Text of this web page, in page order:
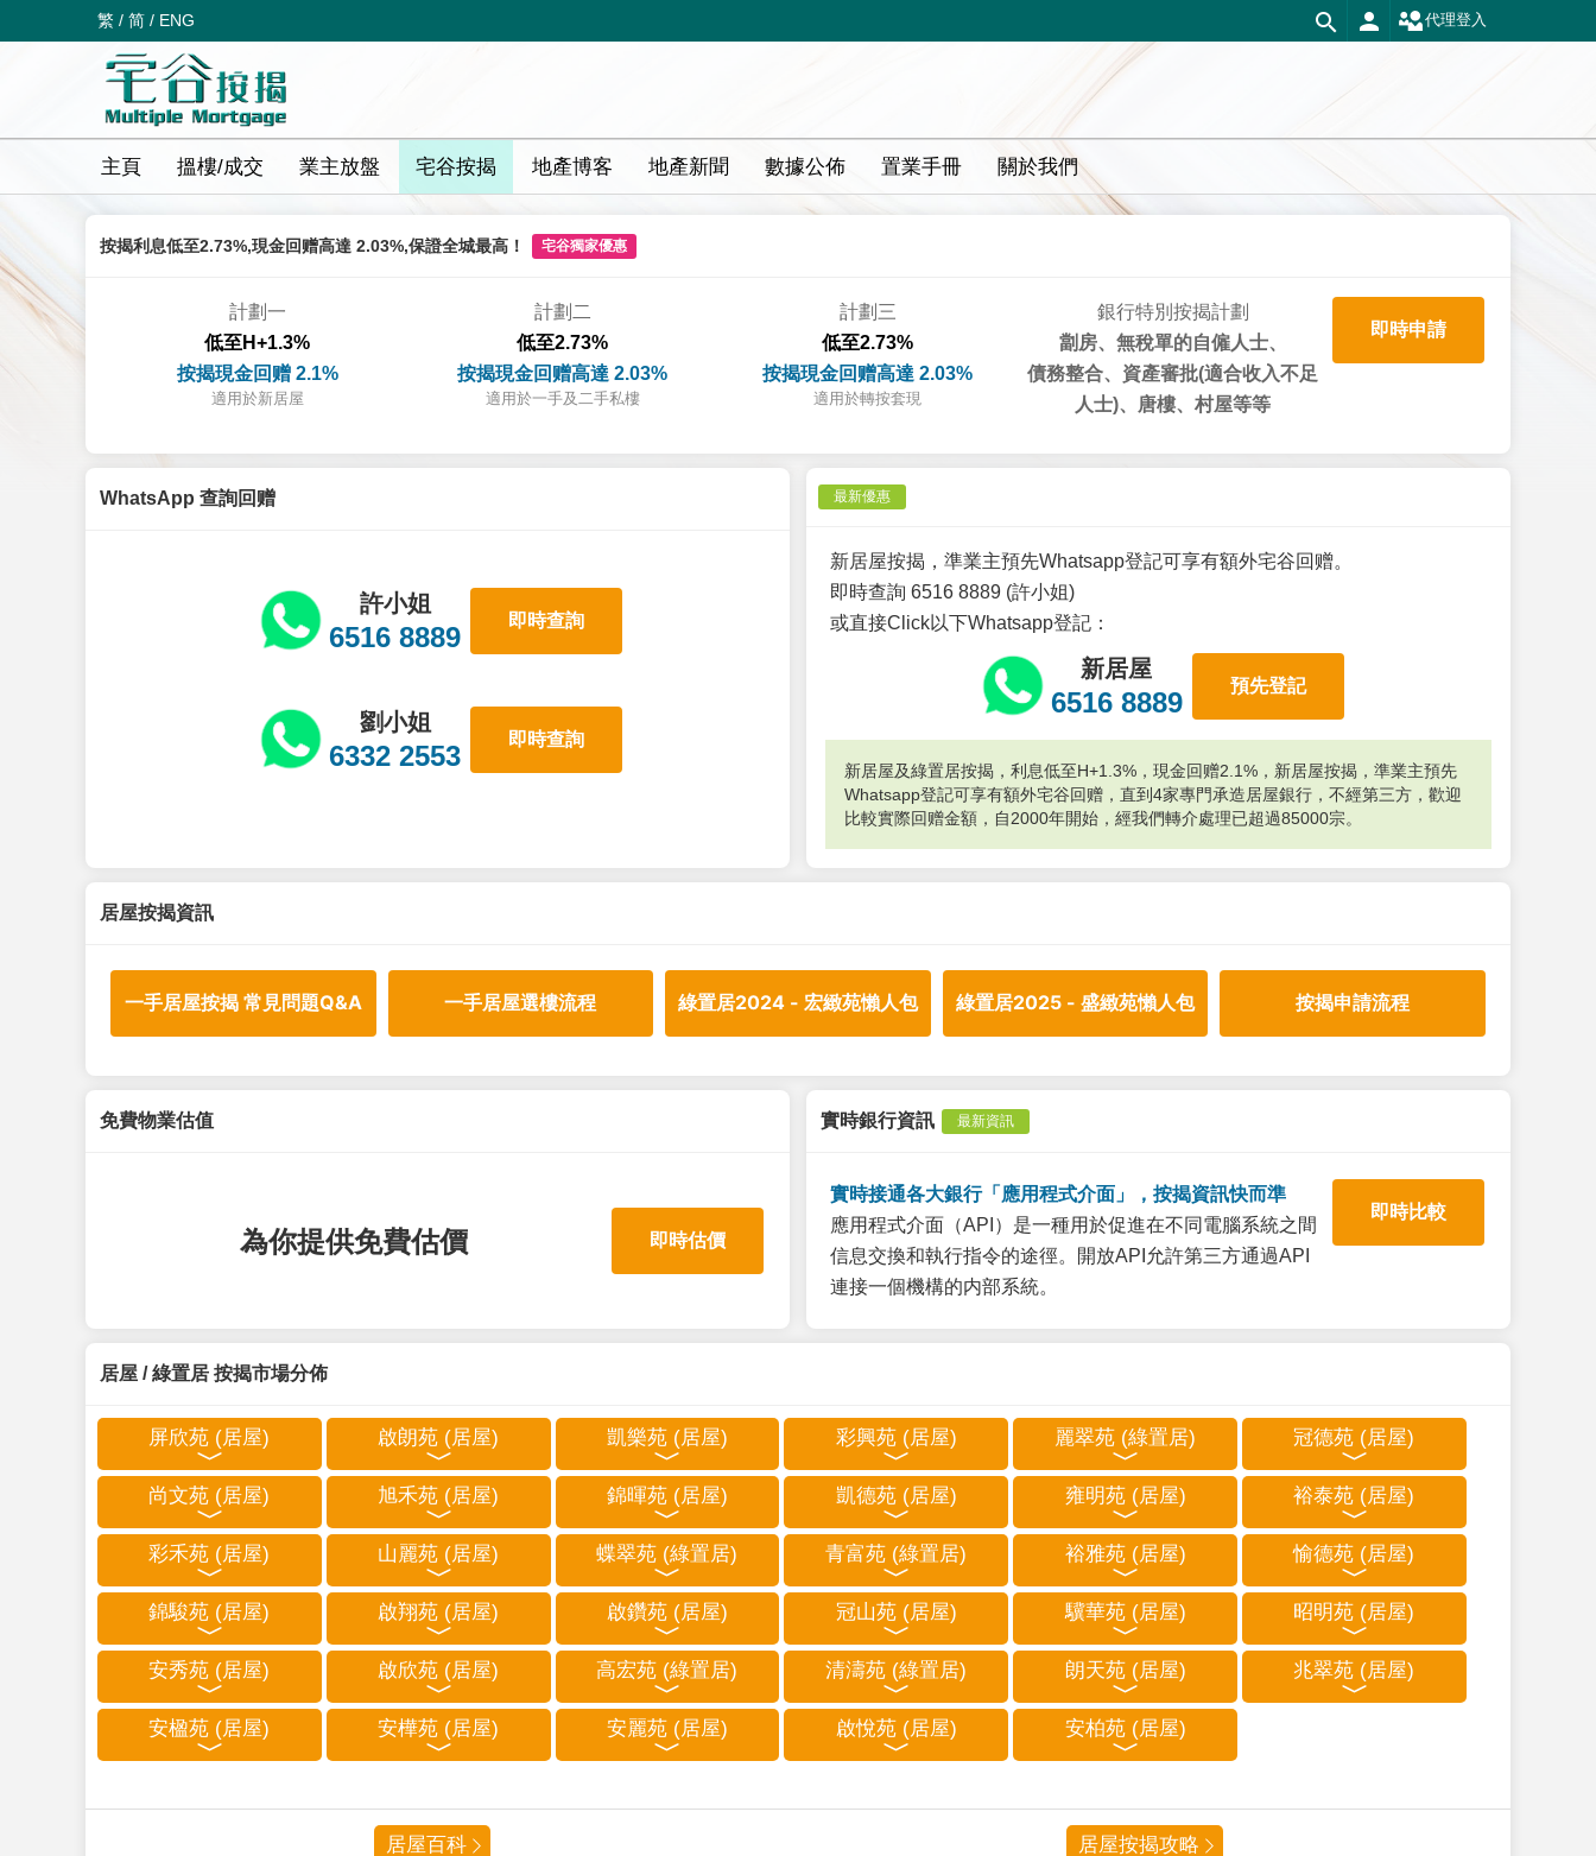
繁 / 简 / ENG 代理登入
主頁 搵樓/成交 業主放盤 宅谷按揭 地產博客 地產新聞 數據公佈 置業手冊 關於我們
按揭利息低至2.73%,現金回赠高達 2.03%,保證全城最高！ 宅谷獨家優惠
計劃一
低至H+1.3%
按揭現金回赠 2.1%
適用於新居屋
計劃二
低至2.73%
按揭現金回赠高達 2.03%
適用於一手及二手私樓
計劃三
低至2.73%
按揭現金回赠高達 2.03%
適用於轉按套現
銀行特別按揭計劃
劏房、無稅單的自僱人士、
債務整合、資產審批(適合收入不足
人士)、唐樓、村屋等等
即時申請
WhatsApp 查詢回赠
許小姐
6516 8889
即時查詢
劉小姐
6332 2553
即時查詢
最新優惠
新居屋按揭，準業主預先Whatsapp登記可享有額外宅谷回赠。
即時查詢 6516 8889 (許小姐)
或直接Click以下Whatsapp登記：
新居屋
6516 8889
預先登記
新居屋及綠置居按揭，利息低至H+1.3%，現金回赠2.1%，新居屋按揭，準業主預先
Whatsapp登記可享有額外宅谷回赠，直到4家專門承造居屋銀行，不經第三方，歡迎
比較實際回赠金額，自2000年開始，經我們轉介處理已超過85000宗。
居屋按揭資訊
一手居屋按揭 常見問題Q&A 一手居屋選樓流程 綠置居2024 - 宏緻苑懶人包 綠置居2025 - 盛緻苑懶人包 按揭申請流程
免費物業估值
為你提供免費估價 即時估價
實時銀行資訊 最新資訊
實時接通各大銀行「應用程式介面」，按揭資訊快而準
應用程式介面（API）是一種用於促進在不同電腦系統之間
信息交換和執行指令的途徑。開放API允許第三方通過API
連接一個機構的内部系統。
即時比較
居屋 / 綠置居 按揭市場分佈
屏欣苑 (居屋) 啟朗苑 (居屋) 凱樂苑 (居屋) 彩興苑 (居屋) 麗翠苑 (綠置居) 冠德苑 (居屋)
尚文苑 (居屋) 旭禾苑 (居屋) 錦暉苑 (居屋) 凱德苑 (居屋) 雍明苑 (居屋) 裕泰苑 (居屋)
彩禾苑 (居屋) 山麗苑 (居屋) 蝶翠苑 (綠置居) 青富苑 (綠置居) 裕雅苑 (居屋) 愉德苑 (居屋)
錦駿苑 (居屋) 啟翔苑 (居屋) 啟鑽苑 (居屋) 冠山苑 (居屋) 驥華苑 (居屋) 昭明苑 (居屋)
安秀苑 (居屋) 啟欣苑 (居屋) 高宏苑 (綠置居) 清濤苑 (綠置居) 朗天苑 (居屋) 兆翠苑 (居屋)
安楹苑 (居屋) 安樺苑 (居屋) 安麗苑 (居屋) 啟悅苑 (居屋) 安柏苑 (居屋)
居屋百科 居屋按揭攻略